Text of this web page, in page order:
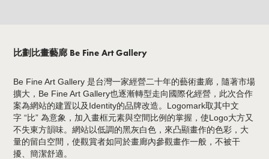
比劃比畫藝廊 Be Fine Art Gallery
Be Fine Art Gallery 是台灣一家經營二十年的藝術畫廊，隨著市場
擴大，Be Fine Art Gallery也逐漸轉型走向國際化經營，此次合作
案為網站的建置以及Identity的品牌改造。Logomark取其中文
字 “比” 為意象，加入畫框元素與空間比例的掌握，使Logo大方又
不失東方韻味。網站以低調的黑灰白色，來凸顯畫作的色彩，大
量的留白空間，使觀賞者如同於畫廊內參觀畫作一般，不被干
擾、簡潔舒適。